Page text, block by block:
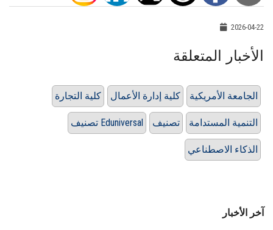
2026-04-22
الأخبار المتعلقة
كلية التجارة كلية إدارة الأعمال الجامعة الأمريكية
تصنيف Eduniversal تصنيف التنمية المستدامة
الذكاء الاصطناعي
آخر الأخبار